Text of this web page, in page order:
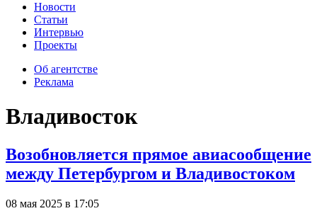
Новости
Статьи
Интервью
Проекты
Об агентстве
Реклама
Владивосток
Возобновляется прямое авиасообщение
между Петербургом и Владивостоком
08 мая 2025 в 17:05